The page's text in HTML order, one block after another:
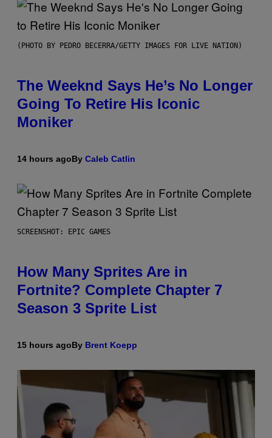
(PHOTO BY PEDRO BECERRA/GETTY IMAGES FOR LIVE NATION)
The Weeknd Says He’s No Longer
Going To Retire His Iconic
Moniker
14 hours agoBy Caleb Catlin
SCREENSHOT: EPIC GAMES
How Many Sprites Are in
Fortnite? Complete Chapter 7
Season 3 Sprite List
15 hours agoBy Brent Koepp